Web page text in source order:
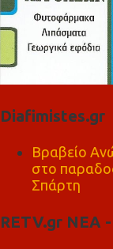
Diafimistes.gr
Βραβείο
στο
Σπάρτη
RETV.gr ΝΕΑ